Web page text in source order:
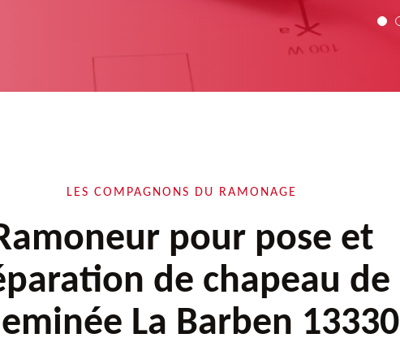
LES COMPAGNONS DU RAMONAGE
pour pose et
de chapeau de
La Barben 13330